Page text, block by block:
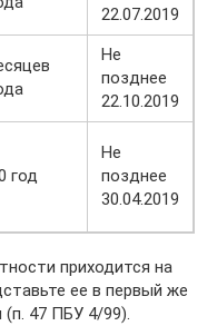
22.07.2019
Не
позднее
22.10.2019
год
Не
позднее
30.04.2019
приходится на
ее в первый же
47 ПБУ 4/99).